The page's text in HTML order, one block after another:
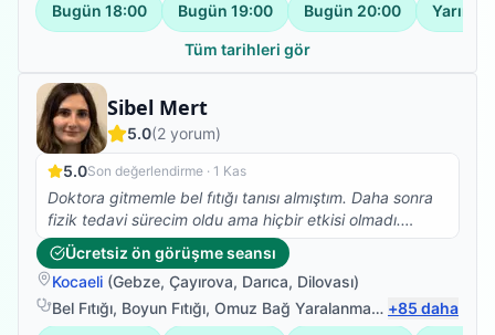
Bugün 18:00 Bugün 19:00 Bugün 20:00 Yarın
Tüm tarihleri gör
Sibel Mert
Fizyoterapist
5.0(2 yorum)
5.0Son değerlendirme · 1 Kas
Doktora gitmemle bel fıtığı tanısı almıştım. Daha sonra
fizik tedavi sürecim oldu ama hiçbir etkisi olmadı.
Tavsiye üzerine fizyoterapist Sibel hanımla tanıştım ve
üç seansta hiçbir şekilde ağırlarım kalmadı. Elleri
gerçekten sihirli
Ücretsiz ön görüşme seansı
Kocaeli (Gebze, Çayırova, Darıca, Dilovası)
Bel Fıtığı, Boyun Fıtığı, Omuz Bağ Yaralanması ,Protez
+85 daha